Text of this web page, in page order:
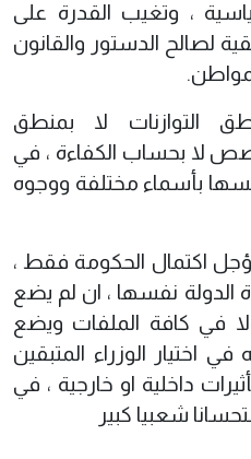
، وتغيب القدرة على
لصالح الدستور والقانون
التوازنات لا بمنطق
لا بحساب الكفاءة ، في
بأسماء مختلفة ووجوه
اكتمال الحكومة فقط ،
نفسها ، ان لم يضع
في كافة الملفات ويضع
اختيار الوزراء المتبقين
داخلية او خارجية ، في
شعبيا كبير